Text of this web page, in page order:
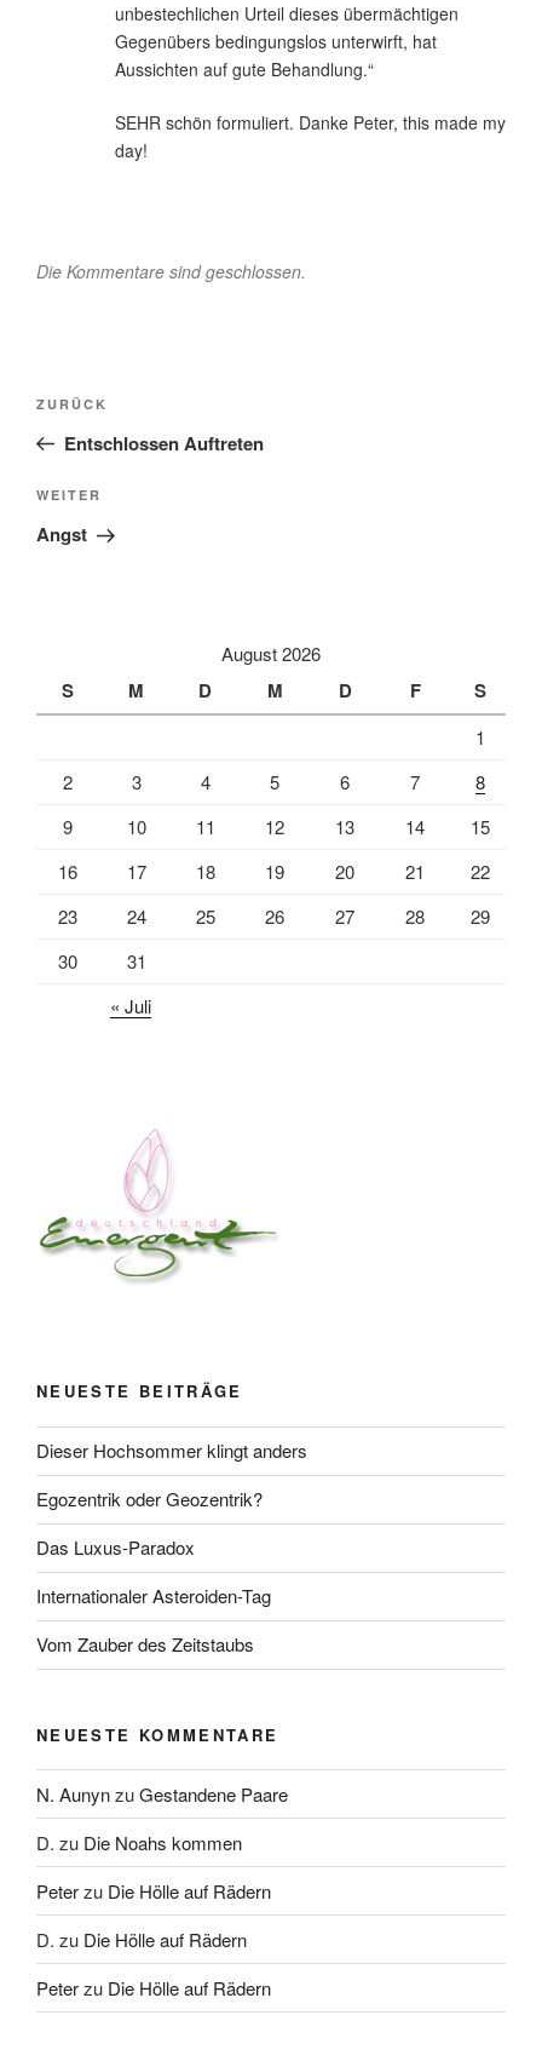
unbestechlichen Urteil dieses übermächtigen
Gegenübers bedingungslos unterwirft, hat
Aussichten auf gute Behandlung.“
SEHR schön formuliert. Danke Peter, this made my
day!
Die Kommentare sind geschlossen.
Beitragsnavigation
Vorheriger
Beitrag
ZURÜCK
Entschlossen Auftreten
Nächster
Beitrag
WEITER
Angst
August 2026
S M D M D F S
1
2
3 4 5 6 7
8
9
10 11 12 13 14
15
16
17 18 19 20 21
22
23
24 25 26 27 28
29
30
31
« Juli
NEUESTE BEITRÄGE
Dieser Hochsommer klingt anders
Egozentrik oder Geozentrik?
Das Luxus-Paradox
Internationaler Asteroiden-Tag
Vom Zauber des Zeitstaubs
NEUESTE KOMMENTARE
N. AunynzuGestandene Paare
D. zu Die Noahs kommen
Peterzu Die Hölle auf Rädern
D. zu Die Hölle auf Rädern
Peterzu Die Hölle auf Rädern